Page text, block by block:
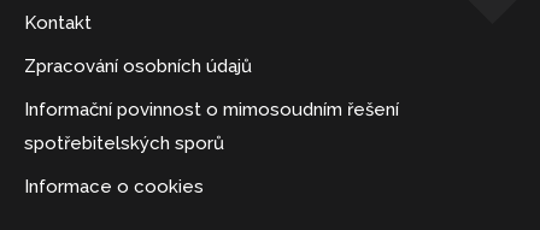
Kontakt
Zpracování osobních údajů
Informační povinnost o mimosoudním řešení
spotřebitelských sporů
Informace o cookies